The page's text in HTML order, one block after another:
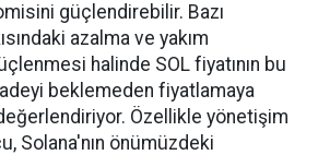
güçlendirebilir. Bazı
azalma ve yakım
halinde SOL fiyatının bu
beklemeden fiyatlamaya
Özellikle yönetişim
Solana'nın önümüzdeki